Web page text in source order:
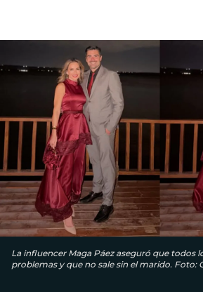
La influencer Maga Páez aseguró que todos
problemas y que no sale sin el marido. Foto: